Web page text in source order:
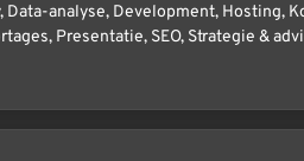
, Data-analyse, Development, Hosting,
, Presentatie, SEO, Strategie &